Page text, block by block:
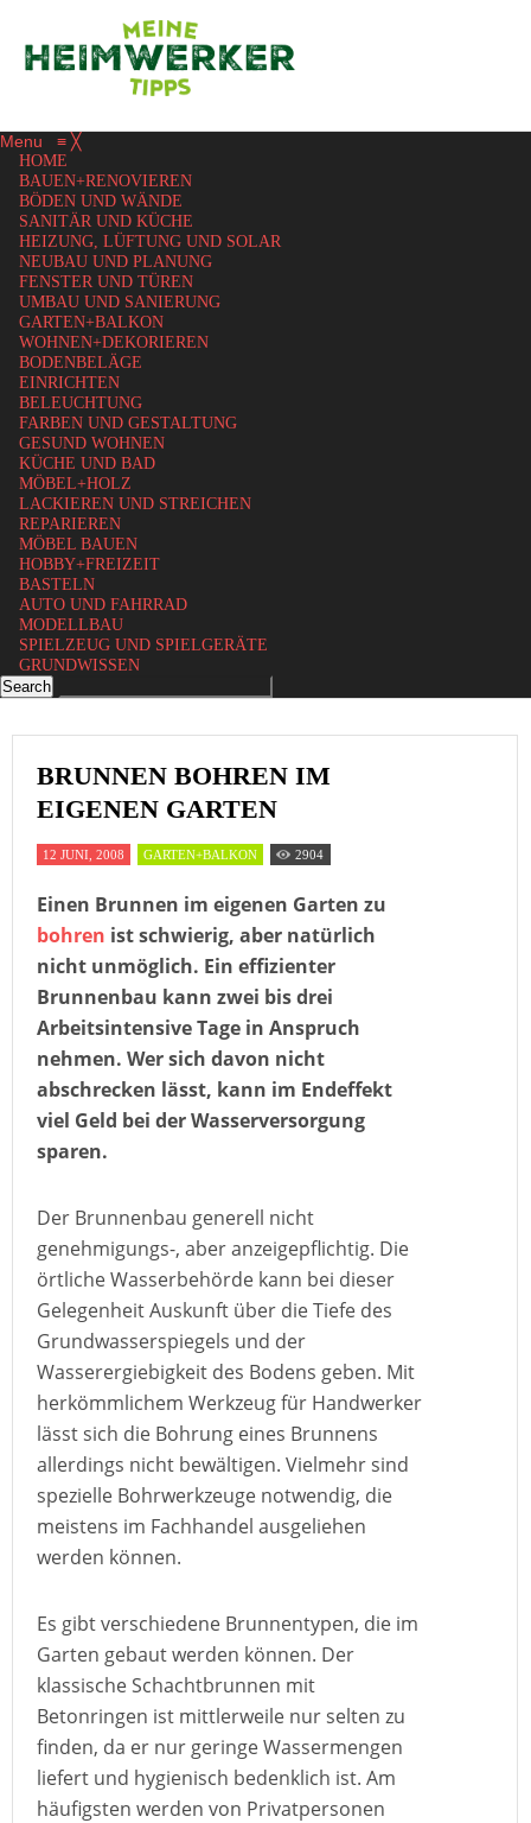
Menu ≡ ╳
HOME
BAUEN+RENOVIEREN
BÖDEN UND WÄNDE
SANITÄR UND KÜCHE
HEIZUNG, LÜFTUNG UND SOLAR
NEUBAU UND PLANUNG
FENSTER UND TÜREN
UMBAU UND SANIERUNG
GARTEN+BALKON
WOHNEN+DEKORIEREN
BODENBELÄGE
EINRICHTEN
BELEUCHTUNG
FARBEN UND GESTALTUNG
GESUND WOHNEN
KÜCHE UND BAD
MÖBEL+HOLZ
LACKIEREN UND STREICHEN
REPARIEREN
MÖBEL BAUEN
HOBBY+FREIZEIT
BASTELN
AUTO UND FAHRRAD
MODELLBAU
SPIELZEUG UND SPIELGERÄTE
GRUNDWISSEN
BRUNNEN BOHREN IM
EIGENEN GARTEN
12 JUNI, 2008 GARTEN+BALKON 2904
Einen Brunnen im eigenen Garten zu
bohren ist schwierig, aber natürlich
nicht unmöglich. Ein effizienter
Brunnenbau kann zwei bis drei
Arbeitsintensive Tage in Anspruch
nehmen. Wer sich davon nicht
abschrecken lässt, kann im Endeffekt
viel Geld bei der Wasserversorgung
sparen.
Der Brunnenbau generell nicht
genehmigungs-, aber anzeigepflichtig. Die
örtliche Wasserbehörde kann bei dieser
Gelegenheit Auskunft über die Tiefe des
Grundwasserspiegels und der
Wasserergiebigkeit des Bodens geben. Mit
herkömmlichem Werkzeug für Handwerker
lässt sich die Bohrung eines Brunnens
allerdings nicht bewältigen. Vielmehr sind
spezielle Bohrwerkzeuge notwendig, die
meistens im Fachhandel ausgeliehen
werden können.
Es gibt verschiedene Brunnentypen, die im
Garten gebaut werden können. Der
klassische Schachtbrunnen mit
Betonringen ist mittlerweile nur selten zu
finden, da er nur geringe Wassermengen
liefert und hygienisch bedenklich ist. Am
häufigsten werden von Privatpersonen